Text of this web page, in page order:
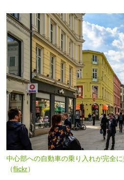
中心部への自動車の乗り入れが完全
（flickr）